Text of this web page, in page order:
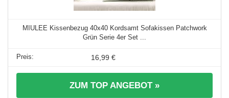
MIULEE Kissenbezug 40x40 Kordsamt Sofakissen Patchwork
Grün Serie 4er Set ...
16,99 €
ZUM TOP ANGEBOT »